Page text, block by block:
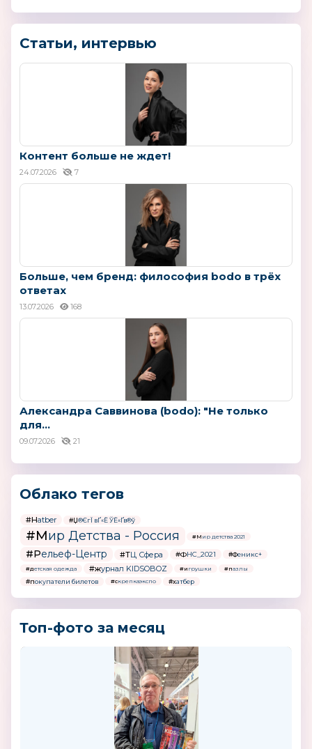
Статьи, интервью
Контент больше не ждет!
24.07.2026 7
Больше, чем бренд: философия bodo в трёх
ответах
13.07.2026 168
Александра Саввинова (bodo): "Не только
для...
09.07.2026 21
Облако тегов
#Hatber #Џ®ЄгЇ вҐ«Ё ЎЁ«Ґв®ў
#Мир Детства - Россия #Мир детства 2021
#Рельеф-Центр #ТЦ Сфера #ФНС_2021 #Феникс+
#детская одежда #журнал KIDSOBOZ #игрушки #пазлы
#покупатели билетов #скрепкаэкспо #хатбер
Топ-фото за месяц